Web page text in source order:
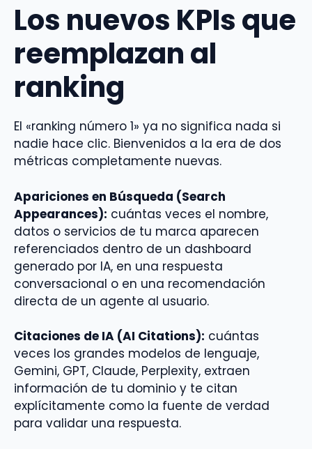
Los nuevos KPIs que
reemplazan al
ranking
El «ranking número 1» ya no significa nada si
nadie hace clic. Bienvenidos a la era de dos
métricas completamente nuevas.
Apariciones en Búsqueda (Search
Appearances): cuántas veces el nombre,
datos o servicios de tu marca aparecen
referenciados dentro de un dashboard
generado por IA, en una respuesta
conversacional o en una recomendación
directa de un agente al usuario.
Citaciones de IA (AI Citations): cuántas
veces los grandes modelos de lenguaje,
Gemini, GPT, Claude, Perplexity, extraen
información de tu dominio y te citan
explícitamente como la fuente de verdad
para validar una respuesta.